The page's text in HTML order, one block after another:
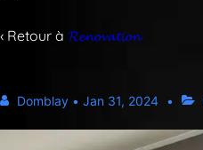
‹ Retour à 𝓡𝓮𝓷𝓸𝓿𝓪𝓽𝓲𝓸𝓷
Domblay • Jan 31, 2024